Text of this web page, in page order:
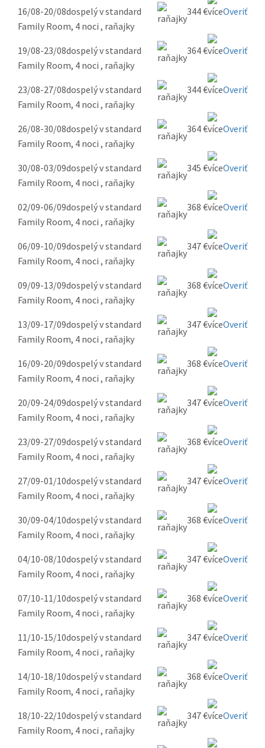
16/08-20/08dospelý v standard
Family Room, 4 noci , raňajky
344 € Overiť
19/08-23/08dospelý v standard
Family Room, 4 noci , raňajky
364 € Overiť
23/08-27/08dospelý v standard
Family Room, 4 noci , raňajky
344 € Overiť
26/08-30/08dospelý v standard
Family Room, 4 noci , raňajky
364 € Overiť
30/08-03/09dospelý v standard
Family Room, 4 noci , raňajky
345 € Overiť
02/09-06/09dospelý v standard
Family Room, 4 noci , raňajky
368 € Overiť
06/09-10/09dospelý v standard
Family Room, 4 noci , raňajky
347 € Overiť
09/09-13/09dospelý v standard
Family Room, 4 noci , raňajky
368 € Overiť
13/09-17/09dospelý v standard
Family Room, 4 noci , raňajky
347 € Overiť
16/09-20/09dospelý v standard
Family Room, 4 noci , raňajky
368 € Overiť
20/09-24/09dospelý v standard
Family Room, 4 noci , raňajky
347 € Overiť
23/09-27/09dospelý v standard
Family Room, 4 noci , raňajky
368 € Overiť
27/09-01/10dospelý v standard
Family Room, 4 noci , raňajky
347 € Overiť
30/09-04/10dospelý v standard
Family Room, 4 noci , raňajky
368 € Overiť
04/10-08/10dospelý v standard
Family Room, 4 noci , raňajky
347 € Overiť
07/10-11/10dospelý v standard
Family Room, 4 noci , raňajky
368 € Overiť
11/10-15/10dospelý v standard
Family Room, 4 noci , raňajky
347 € Overiť
14/10-18/10dospelý v standard
Family Room, 4 noci , raňajky
368 € Overiť
18/10-22/10dospelý v standard
Family Room, 4 noci , raňajky
347 € Overiť